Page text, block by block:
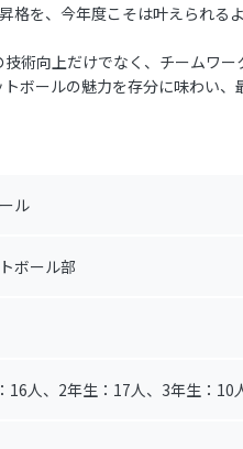
格を、今年度こそは叶えられる
術向上だけでなく、チームワ
ボールの魅力を存分に味わい
ル
ボール部
16人、2年生：17人、3年生：10